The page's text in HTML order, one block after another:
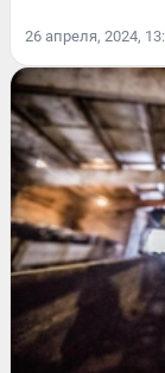
26 апреля, 2024,